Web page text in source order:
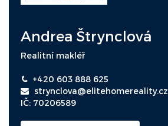
Andrea Štrynclová
Realitní makléř
+420 603 888 625
strynclova@elitehomereality.cz
IČ: 70206589